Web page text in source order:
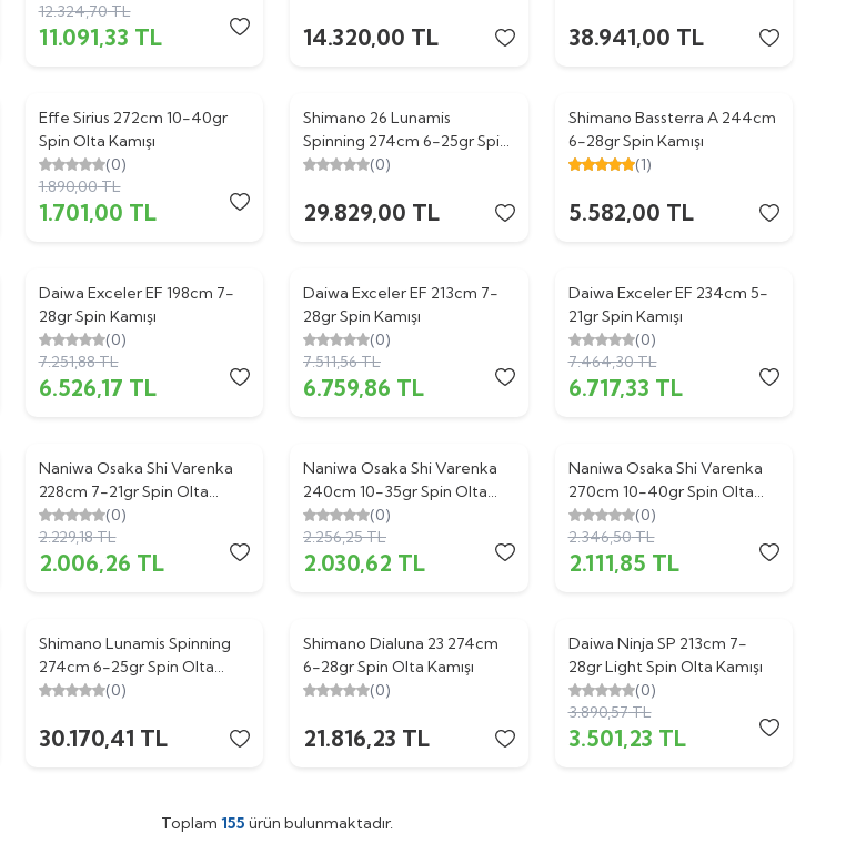
12.324,70TL
11.091,33 TL 14.320,00 TL 38.941,00 TL
%10
Effe Sirius 272cm 10-40gr
Spin Olta Kamışı
(0)
1.890,00TL
1.701,00 TL
Shimano 26 Lunamis
Spinning 274cm 6-25gr Spin
Olta Kamışı
(0)
29.829,00 TL
Shimano Bassterra A 244cm
6-28gr Spin Kamışı
(1)
5.582,00 TL
%10
Daiwa Exceler EF 198cm 7-
28gr Spin Kamışı
(0)
7.251,88TL
6.526,17 TL
%10
Daiwa Exceler EF 213cm 7-
28gr Spin Kamışı
(0)
7.511,56TL
6.759,86 TL
%10
Daiwa Exceler EF 234cm 5-
21gr Spin Kamışı
(0)
7.464,30TL
6.717,33 TL
%10
Naniwa Osaka Shi Varenka
228cm 7-21gr Spin Olta
Kamışı
(0)
2.229,18TL
2.006,26 TL
%10
Naniwa Osaka Shi Varenka
240cm 10-35gr Spin Olta
Kamışı
(0)
2.256,25TL
2.030,62 TL
%10
Naniwa Osaka Shi Varenka
270cm 10-40gr Spin Olta
Kamışı
(0)
2.346,50TL
2.111,85 TL
Shimano Lunamis Spinning
274cm 6-25gr Spin Olta
Kamışı
(0)
30.170,41 TL
Shimano Dialuna 23 274cm
6-28gr Spin Olta Kamışı
(0)
21.816,23 TL
%10
Daiwa Ninja SP 213cm 7-
28gr Light Spin Olta Kamışı
(0)
3.890,57TL
3.501,23 TL
Toplam 155 ürün bulunmaktadır.